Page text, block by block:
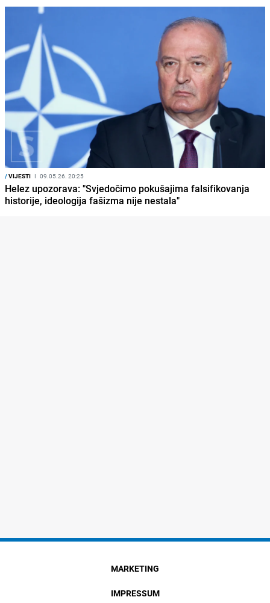
/VIJESTI I 09.05.26. 20:25
Helez upozorava: "Svjedočimo pokušajima falsifikovanja
historije, ideologija fašizma nije nestala"
MARKETING
IMPRESSUM